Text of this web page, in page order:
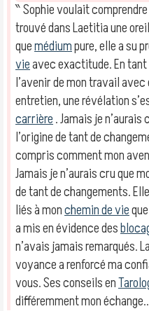
‶ Sophie voulait
trouvé dans Laetitia une
quemédiumpure, elle a su
vieavec exactitude. En tant
l’avenir de mon travail
entretien, une révélation
carrière. Jamais je
l’origine de tant de
compris comment mon
Jamais je n’aurais cru que
de tant de changements.
liés à monchemin de vie
a mis en évidence des
n’avais jamais remarqués.
voyance a renforcé ma
vous. Ses conseils en
différemment mon